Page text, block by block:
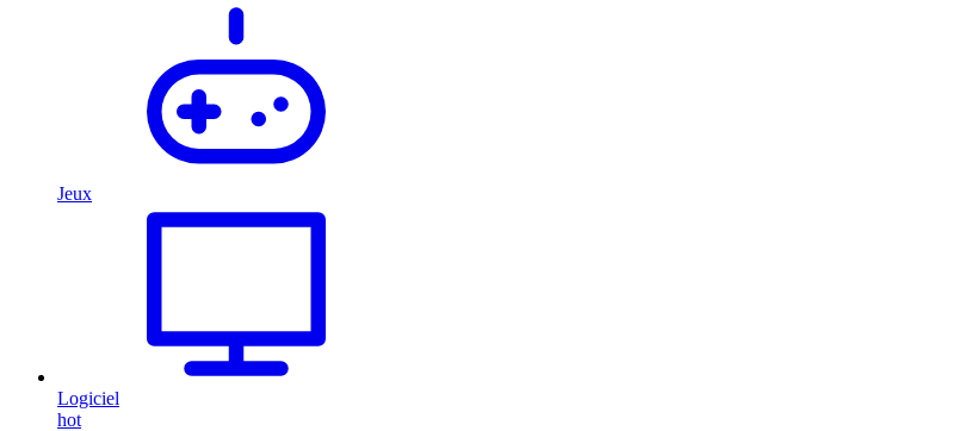
Jeux
Logiciel
hot